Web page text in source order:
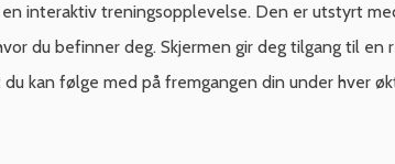
interaktiv treningsopplevelse. Den er utstyrt
du befinner deg. Skjermen gir deg tilgang til
kan følge med på fremgangen din under hver